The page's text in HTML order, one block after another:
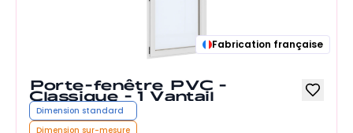
Fabrication française
Porte-fenêtre PVC -
Classique - 1 Vantail
Dimension standard
Dimension sur-mesure